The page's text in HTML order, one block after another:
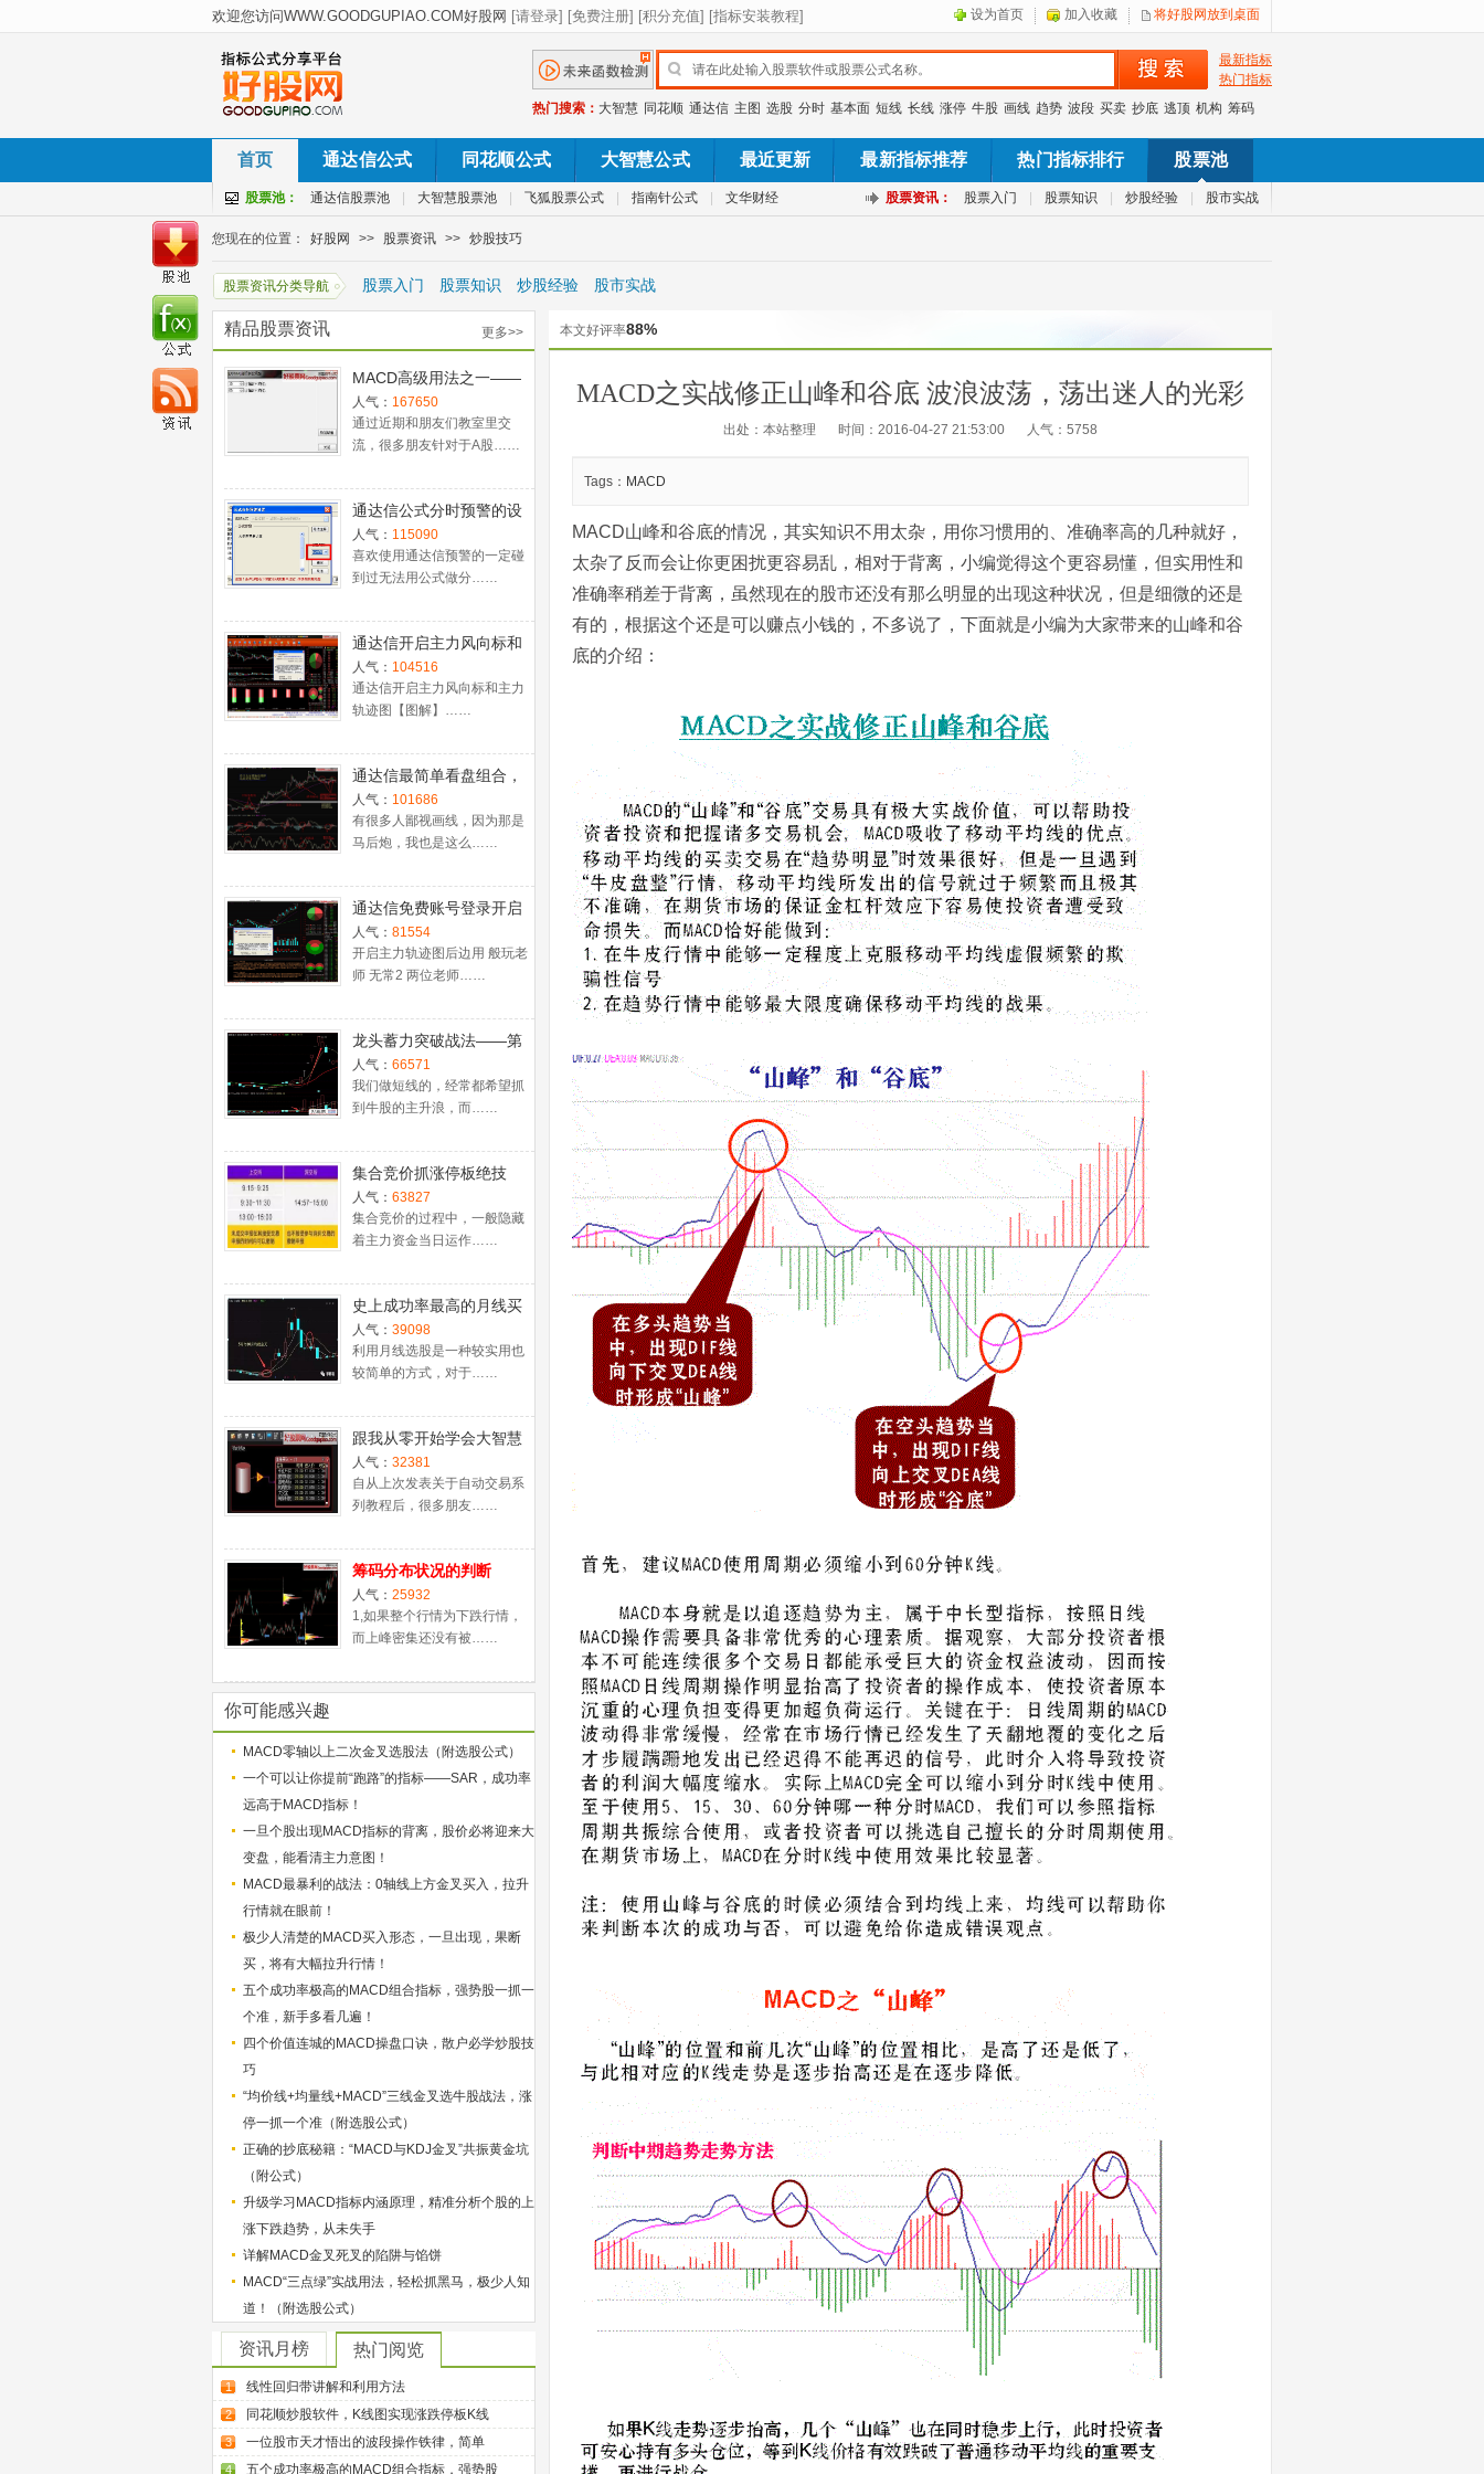
设为首页 加入收藏 将好股网放到桌面
最新指标
热门指标
热门搜索： 大智慧 同花顺 通达信 主图 选股 分时 基本面 短线 长线 涨停 牛股 画线 趋势 波段 买卖 抄底 逃顶 机构 筹码
首页 通达信公式 同花顺公式 大智慧公式 最近更新 最新指标推荐 热门指标排行 股票池
股票池： 通达信股票池 大智慧股票池 飞狐股票公式 指南针公式 文华财经 股票资讯： 股票入门 股票知识 炒股经验 股市实战
您现在的位置： 好股网 >> 股票资讯 >> 炒股技巧
股票资讯分类导航 股票入门 股票知识 炒股经验 股市实战
精品股票资讯 更多>>
MACD高级用法之一——
稳健买入法+2点卖出法
人气： 167650
通过近期和朋友们教室里交
流，很多朋友针对于A股……
通达信公式分时预警的设
置
人气： 115090
喜欢使用通达信预警的一定碰
到过无法用公式做分……
通达信开启主力风向标和
主力轨迹图【图解】
人气： 104516
通达信开启主力风向标和主力
轨迹图【图解】……
通达信最简单看盘组合，
抓强势股双头的超短线盈
利－－之五（均线战法找
心脏）
人气： 101686
有很多人鄙视画线，因为那是
马后炮，我也是这么……
通达信免费账号登录开启
十档框和调用主力监控教
程
人气： 81554
开启主力轨迹图后边用 般玩老
师 无常2 两位老师……
龙头蓄力突破战法——第
一时间介入牛股主升浪捕
捉涨停板的技巧（图解）
人气： 66571
我们做短线的，经常都希望抓
到牛股的主升浪，而……
集合竞价抓涨停板绝技
（附公式源码）
人气： 63827
集合竞价的过程中，一般隐藏
着主力资金当日运作……
史上成功率最高的月线买
入法，精准高效筛选暴涨
牛股，堪称选股法宝！
人气： 39098
利用月线选股是一种较实用也
较简单的方式，对于……
跟我从零开始学会大智慧
股票池自动交易
人气： 32381
自从上次发表关于自动交易系
列教程后，很多朋友……
筹码分布状况的判断
人气： 25932
1,如果整个行情为下跌行情，
而上峰密集还没有被……
你可能感兴趣
MACD零轴以上二次金叉选股法（附选股公式）
一个可以让你提前“跑路”的指标——SAR，成功率
远高于MACD指标！
一旦个股出现MACD指标的背离，股价必将迎来大
变盘，能看清主力意图！
MACD最暴利的战法：0轴线上方金叉买入，拉升
行情就在眼前！
极少人清楚的MACD买入形态，一旦出现，果断
买，将有大幅拉升行情！
五个成功率极高的MACD组合指标，强势股一抓一
个准，新手多看几遍！
四个价值连城的MACD操盘口诀，散户必学炒股技
巧
“均价线+均量线+MACD”三线金叉选牛股战法，涨
停一抓一个准（附选股公式）
正确的抄底秘籍：“MACD与KDJ金叉”共振黄金坑
（附公式）
升级学习MACD指标内涵原理，精准分析个股的上
涨下跌趋势，从未失手
详解MACD金叉死叉的陷阱与馅饼
MACD“三点绿”实战用法，轻松抓黑马，极少人知
道！（附选股公式）
资讯月榜 热门阅览
1 线性回归带讲解和利用方法
2 同花顺炒股软件，K线图实现涨跌停板K线
3 一位股市天才悟出的波段操作铁律，简单
4 五个成功率极高的MACD组合指标，强势股
本文好评率88%
MACD之实战修正山峰和谷底 波浪波荡，荡出迷人的光彩
出处：本站整理 时间：2016-04-27 21:53:00 人气： 5758
Tags： MACD
MACD山峰和谷底的情况，其实知识不用太杂，用你习惯用的、准确率高的几种就好，
太杂了反而会让你更困扰更容易乱，相对于背离，小编觉得这个更容易懂，但实用性和
准确率稍差于背离，虽然现在的股市还没有那么明显的出现这种状况，但是细微的还是
有的，根据这个还是可以赚点小钱的，不多说了，下面就是小编为大家带来的山峰和谷
底的介绍：